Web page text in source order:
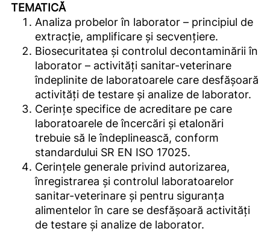
TEMATICĂ
Analiza probelor în laborator – principiul de
extracție, amplificare și secvențiere.
Biosecuritatea și controlul decontaminării în
laborator – activități sanitar-veterinare
îndeplinite de laboratoarele care desfășoară
activități de testare și analize de laborator.
Cerințe specifice de acreditare pe care
laboratoarele de încercări și etalonări
trebuie să le îndeplinească, conform
standardului SR EN ISO 17025.
Cerințele generale privind autorizarea,
înregistrarea şi controlul laboratoarelor
sanitar-veterinare şi pentru siguranţa
alimentelor în care se desfăşoară activităţi
de testare şi analize de laborator.